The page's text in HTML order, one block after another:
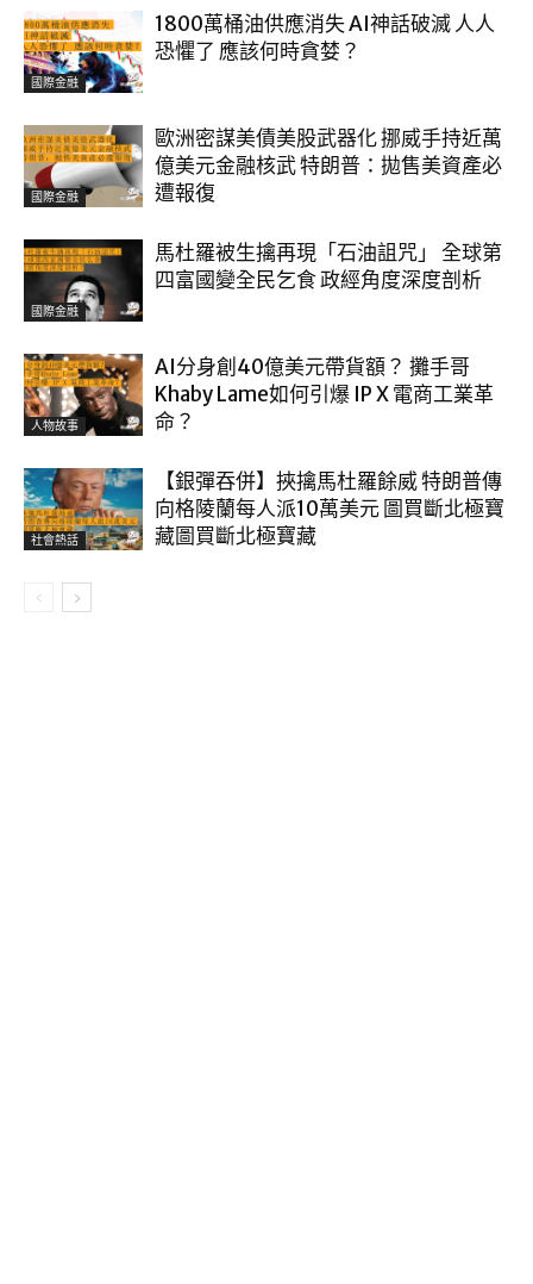
國際金融
1800萬桶油供應消失 AI神話破滅 人人
恐懼了 應該何時貪婪？
國際金融
歐洲密謀美債美股武器化 挪威手持近萬
億美元金融核武 特朗普：拋售美資產必
遭報復
國際金融
馬杜羅被生擒再現「石油詛咒」 全球第
四富國變全民乞食 政經角度深度剖析
人物故事
AI分身創40億美元帶貨額？ 攤手哥
Khaby Lame如何引爆 IP X 電商工業革
命？
社會熱話
【銀彈吞併】挾擒馬杜羅餘威 特朗普傳
向格陵蘭每人派10萬美元 圖買斷北極寶
藏圖買斷北極寶藏